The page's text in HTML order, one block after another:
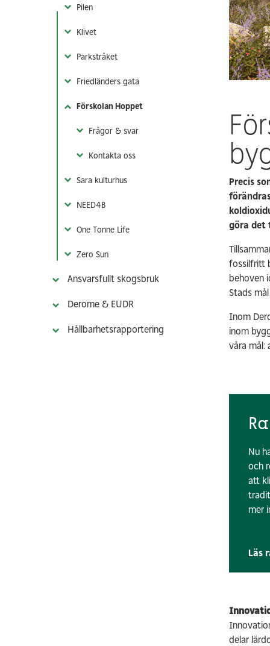
Takstolar
Färdigkapad
Fackverksbalkar
Prefabricerade
Visa fler
Vår klimatnytta
Pilen
Klivet
Parkstråket
Friedländers gata
Förskolan Hoppet
Frågor & svar
Kontakta oss
Sara kulturhus
NEED4B
One Tonne Life
Zero Sun
Ansvarsfullt skogsbruk
Derome & EUDR
Hållbarhetsrapportering
Precis
göra det
fossilfritt
behoven
Stads
Inom
inom
våra mål:
Nu
och
att
mer
Läs
delar